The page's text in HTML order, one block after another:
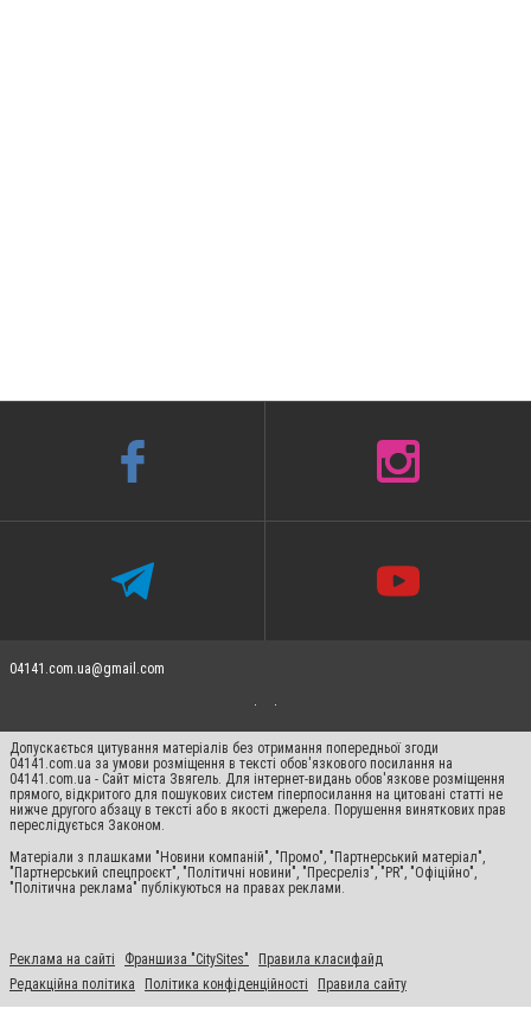
04141.com.ua@gmail.com
Допускається цитування матеріалів без отримання попередньої згоди
04141.com.ua за умови розміщення в тексті обов'язкового посилання на
04141.com.ua - Сайт міста Звягель. Для інтернет-видань обов'язкове розміщення
прямого, відкритого для пошукових систем гіперпосилання на цитовані статті не
нижче другого абзацу в тексті або в якості джерела. Порушення виняткових прав
переслідується Законом.
Матеріали з плашками "Новини компаній", "Промо", "Партнерський матеріал",
"Партнерський спецпроєкт", "Політичні новини", "Пресреліз", "PR", "Офіційно",
"Політична реклама" публікуються на правах реклами.
Реклама на сайті Франшиза "CitySites"
Правила класифайд
Редакційна політика
Політика конфіденційності Правила сайту